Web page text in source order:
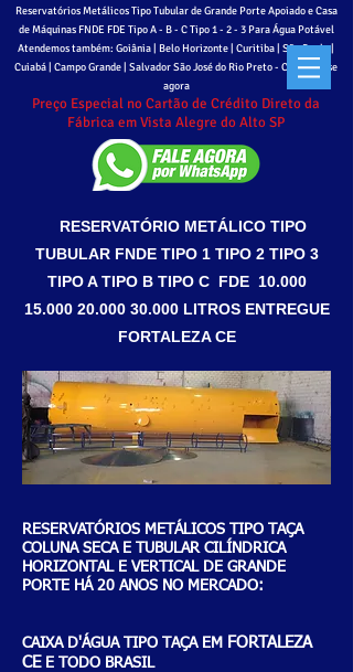
Reservatórios Metálicos Tipo Tubular de Grande Porte Apoiado e Casa
de Máquinas FNDE FDE Tipo A - B - CTipo 1 - 2 - 3 Para Água Potável
Atendemos também: Goiânia | Belo Horizonte | Curitiba | São Paulo |
Cuiabá | Campo Grande | Salvador São José do Rio Preto - Cadastre-se
agora
Preço Especial no Cartão de Crédito Direto da
Fábrica em Vista Alegre do Alto SP
RESERVATÓRIO METÁLICO TIPO
TUBULAR FNDE TIPO 1 TIPO 2 TIPO 3
TIPO A TIPO B TIPO C FDE 10.000
15.000 20.000 30.000 LITROS ENTREGUE
FORTALEZA CE
RESERVATÓRIOS METÁLICOS TIPO TAÇA
COLUNA SECA E TUBULAR CILÍNDRICA
HORIZONTAL E VERTICAL DE GRANDE
PORTE HÁ 20 ANOS NO MERCADO:
CAIXA D'ÁGUA TIPO TAÇA EM
FORTALEZA
CEE TODO BRASIL